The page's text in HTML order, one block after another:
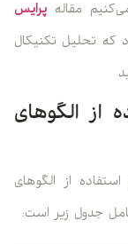
مقاله پرایس
که تحلیل تکنیکال
از الگوهای
از الگوهای